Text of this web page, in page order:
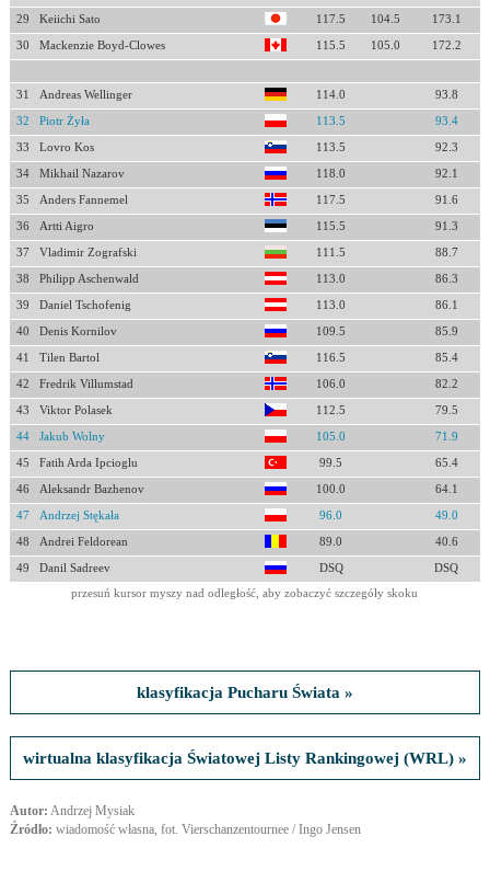
29 Keiichi Sato 117.5 104.5 173.1
30 Mackenzie Boyd-Clowes 115.5 105.0 172.2
31 Andreas Wellinger 114.0 93.8
32 Piotr Żyła 113.5 93.4
33 Lovro Kos 113.5 92.3
34 Mikhail Nazarov 118.0 92.1
35 Anders Fannemel 117.5 91.6
36 Artti Aigro 115.5 91.3
37 Vladimir Zografski 111.5 88.7
38 Philipp Aschenwald 113.0 86.3
39 Daniel Tschofenig 113.0 86.1
40 Denis Kornilov 109.5 85.9
41 Tilen Bartol 116.5 85.4
42 Fredrik Villumstad 106.0 82.2
43 Viktor Polasek 112.5 79.5
44 Jakub Wolny 105.0 71.9
45 Fatih Arda Ipcioglu 99.5 65.4
46 Aleksandr Bazhenov 100.0 64.1
47 Andrzej Stękała 96.0 49.0
48 Andrei Feldorean 89.0 40.6
49 Danil Sadreev DSQ DSQ
przesuń kursor myszy nad odległość, aby zobaczyć szczegóły skoku
klasyfikacja Pucharu Świata »
wirtualna klasyfikacja Światowej Listy Rankingowej (WRL) »
Autor: Andrzej Mysiak
Źródło: wiadomość własna, fot. Vierschanzentournee / Ingo Jensen